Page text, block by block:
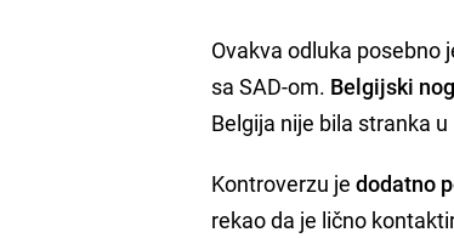
Ovakva odluka posebno
sa SAD-om. Belgijski
Belgija nije bila stranka
Kontroverzu jedodatno
rekao da je lično